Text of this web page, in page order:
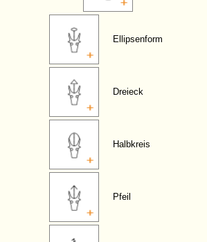
Ellipsenform
Dreieck
Halbkreis
Pfeil